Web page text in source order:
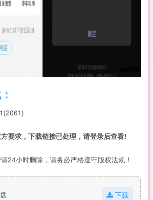
要求，下载链接已处理，请登录后查看!
24小时删除，请务必严格遵守版权法规！
下载